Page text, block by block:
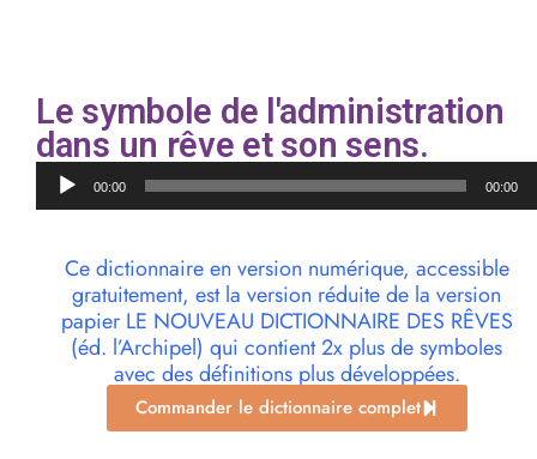
Le symbole de l'administration
dans un rêve et son sens.
Lecteur
audio00:00 00:00
Ce dictionnaire en version numérique, accessible
gratuitement, est la version réduite de la version
papier LE NOUVEAU DICTIONNAIRE DES RÊVES
(éd. l’Archipel) qui contient 2x plus de symboles
avec des définitions plus développées.
Commander le dictionnaire complet